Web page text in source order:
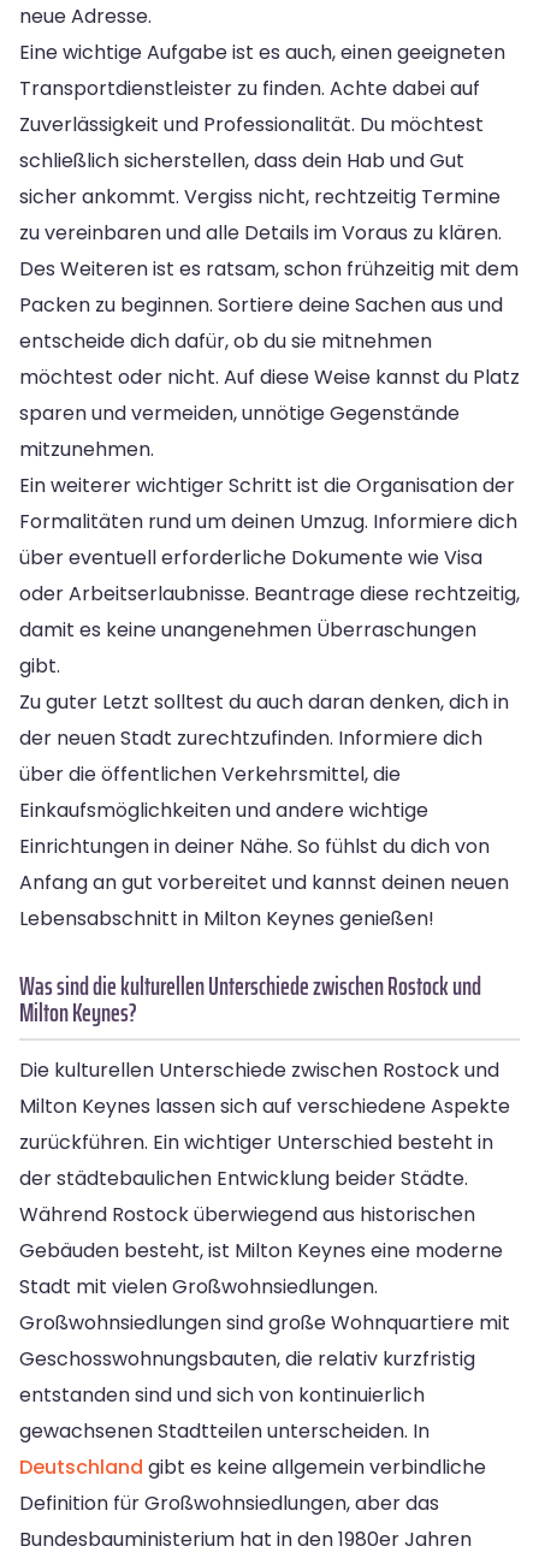
neue Adresse.
Eine wichtige Aufgabe ist es auch, einen geeigneten
Transportdienstleister zu finden. Achte dabei auf
Zuverlässigkeit und Professionalität. Du möchtest
schließlich sicherstellen, dass dein Hab und Gut
sicher ankommt. Vergiss nicht, rechtzeitig Termine
zu vereinbaren und alle Details im Voraus zu klären.
Des Weiteren ist es ratsam, schon frühzeitig mit dem
Packen zu beginnen. Sortiere deine Sachen aus und
entscheide dich dafür, ob du sie mitnehmen
möchtest oder nicht. Auf diese Weise kannst du Platz
sparen und vermeiden, unnötige Gegenstände
mitzunehmen.
Ein weiterer wichtiger Schritt ist die Organisation der
Formalitäten rund um deinen Umzug. Informiere dich
über eventuell erforderliche Dokumente wie Visa
oder Arbeitserlaubnisse. Beantrage diese rechtzeitig,
damit es keine unangenehmen Überraschungen
gibt.
Zu guter Letzt solltest du auch daran denken, dich in
der neuen Stadt zurechtzufinden. Informiere dich
über die öffentlichen Verkehrsmittel, die
Einkaufsmöglichkeiten und andere wichtige
Einrichtungen in deiner Nähe. So fühlst du dich von
Anfang an gut vorbereitet und kannst deinen neuen
Lebensabschnitt in Milton Keynes genießen!
Was sind die kulturellen Unterschiede zwischen Rostock und
Milton Keynes?
Die kulturellen Unterschiede zwischen Rostock und
Milton Keynes lassen sich auf verschiedene Aspekte
zurückführen. Ein wichtiger Unterschied besteht in
der städtebaulichen Entwicklung beider Städte.
Während Rostock überwiegend aus historischen
Gebäuden besteht, ist Milton Keynes eine moderne
Stadt mit vielen Großwohnsiedlungen.
Großwohnsiedlungen sind große Wohnquartiere mit
Geschosswohnungsbauten, die relativ kurzfristig
entstanden sind und sich von kontinuierlich
gewachsenen Stadtteilen unterscheiden. In
Deutschland gibt es keine allgemein verbindliche
Definition für Großwohnsiedlungen, aber das
Bundesbauministerium hat in den 1980er Jahren